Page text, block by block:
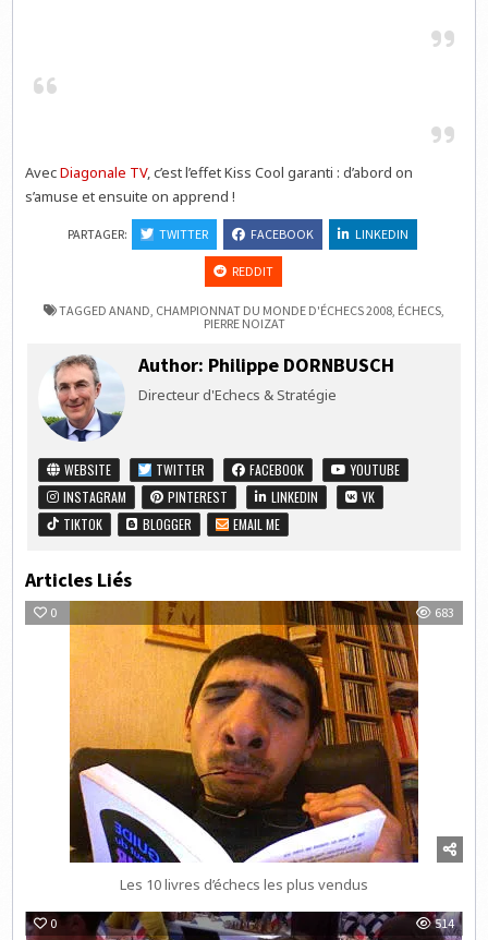
AvecDiagonale TV, c’est l’effet Kiss Cool garanti : d’abord on
s’amuse et ensuite on apprend !
PARTAGER: TWITTER FACEBOOK LINKEDIN
REDDIT
TAGGED ANAND, CHAMPIONNAT DU MONDE D'ÉCHECS 2008, ÉCHECS,
PIERRE NOIZAT
Author: Philippe DORNBUSCH
Directeur d'Echecs & Stratégie
WEBSITE TWITTER FACEBOOK
YOUTUBE
INSTAGRAM
PINTEREST LINKEDIN
VK
TIKTOK
BLOGGER EMAIL ME
Articles Liés
0 683
Les 10 livres d’échecs les plus vendus
0 514